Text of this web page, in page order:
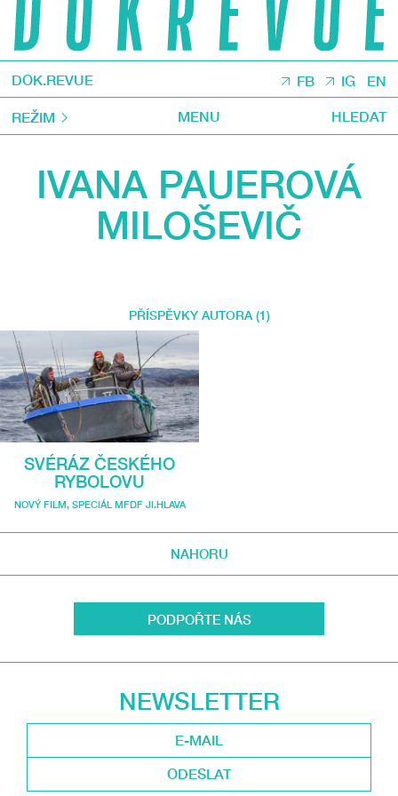
DOK.REVUE FB IG EN
REŽIM MENU HLEDAT
IVANA PAUEROVÁ
MILOŠEVIČ
PŘÍSPĚVKY AUTORA (1)
SVÉRÁZ ČESKÉHO
RYBOLOVU
NOVÝ FILM, SPECIÁL MFDF JI.HLAVA
NAHORU
PODPOŘTE NÁS
NEWSLETTER
ODESLAT